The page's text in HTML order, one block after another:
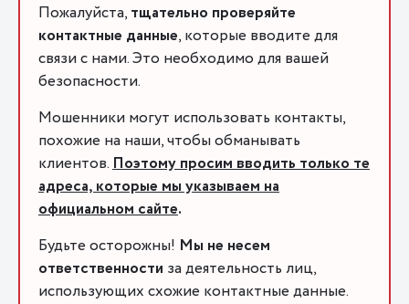
Пожалуйста, тщательно проверяйте
контактные данные, которые вводите для
связи с нами. Это необходимо для вашей
безопасности.
Мошенники могут использовать контакты,
похожие на наши, чтобы обманывать
клиентов.Поэтому просим вводить только те
адреса, которые мы указываем на
официальном сайте.
Будьте осторожны! Мы не несем
ответственности за деятельность лиц,
использующих схожие контактные данные.